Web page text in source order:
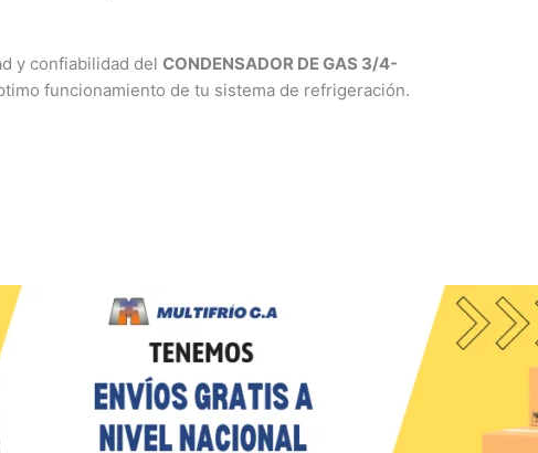
y confiabilidad del CONDENSADOR DE GAS 3/4-
funcionamiento de tu sistema de refrigeración.